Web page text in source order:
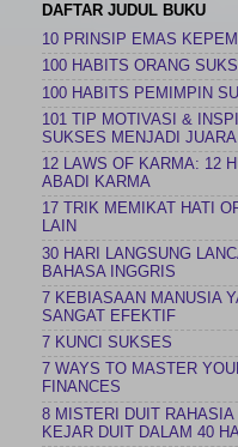
DAFTAR JUDUL BUKU
10 PRINSIP EMAS
100 HABITS ORANG
100 HABITS PEMIMPIN
101 TIP MOTIVASI &
SUKSES MENJADI JUARA
12 LAWS OF KARMA: 12
ABADI KARMA
17 TRIK MEMIKAT HATI
LAIN
30 HARI LANGSUNG
BAHASA INGGRIS
7 KEBIASAAN MANUSIA
SANGAT EFEKTIF
7 KUNCI SUKSES
7 WAYS TO MASTER
FINANCES
8 MISTERI DUIT RAHASIA
KEJAR DUIT DALAM 40